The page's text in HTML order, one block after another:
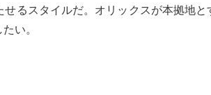
るスタイルだ。オリックスが本拠地
い。